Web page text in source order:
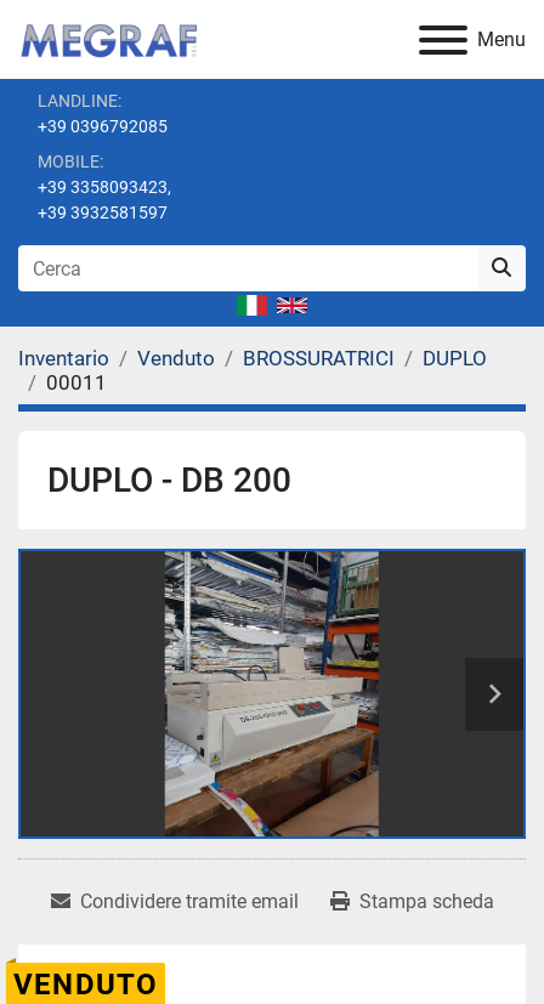
Menu
LANDLINE:
+39 0396792085
MOBILE:
+39 3358093423,
+39 3932581597
Inventario Venduto BROSSURATRICI
DUPLO
00011
DUPLO - DB 200
Condividere tramite email Stampa scheda
VENDUTO